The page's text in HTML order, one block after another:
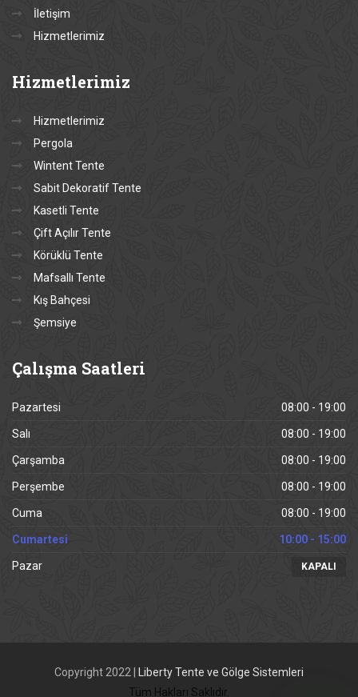
İletişim
Hizmetlerimiz
Hizmetlerimiz
Hizmetlerimiz
Pergola
Wintent Tente
Sabit Dekoratif Tente
Kasetli Tente
Çift Açılır Tente
Körüklü Tente
Mafsallı Tente
Kış Bahçesi
Şemsiye
Çalışma Saatleri
Pazartesi 08:00 - 19:00
Salı 08:00 - 19:00
Çarşamba 08:00 - 19:00
Perşembe 08:00 - 19:00
Cuma 08:00 - 19:00
Cumartesi 10:00 - 15:00
Pazar KAPALI
Copyright 2022 |
Liberty Tente ve Gölge Sistemleri
Tüm Hakları Saklıdır.